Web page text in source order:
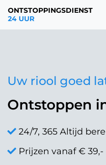
ONTSTOPPINGSDIENST
24 UUR
Uw riool goed
Ontstoppen
24/7, 365 Altijd
Prijzen vanaf € 39,-